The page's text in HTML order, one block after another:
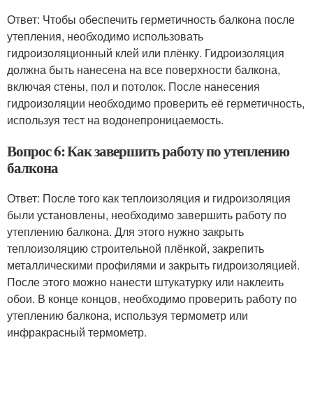
Ответ: Чтобы обеспечить герметичность балкона после
утепления, необходимо использовать
гидроизоляционный клей или плёнку. Гидроизоляция
должна быть нанесена на все поверхности балкона,
включая стены, пол и потолок. После нанесения
гидроизоляции необходимо проверить её герметичность,
используя тест на водонепроницаемость.
Вопрос 6: Как завершить работу по утеплению
балкона
Ответ: После того как теплоизоляция и гидроизоляция
были установлены, необходимо завершить работу по
утеплению балкона. Для этого нужно закрыть
теплоизоляцию строительной плёнкой, закрепить
металлическими профилями и закрыть гидроизоляцией.
После этого можно нанести штукатурку или наклеить
обои. В конце концов, необходимо проверить работу по
утеплению балкона, используя термометр или
инфракрасный термометр.